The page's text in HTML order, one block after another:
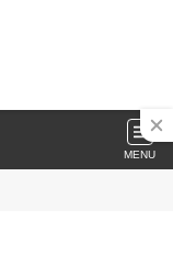
MENU